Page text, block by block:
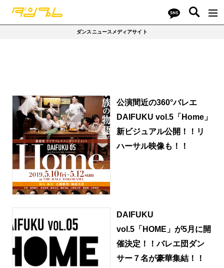
ダンスニュースメディアサイト
公演間近の360°バレエ
DAIFUKU vol.5「Home」
新ビジュアル公開！！リ
ハーサル映像も！！
DAIFUKU
vol.5「HOME」が5月に開
催決定！！バレエ団ダン
サー７名が豪華集結！！